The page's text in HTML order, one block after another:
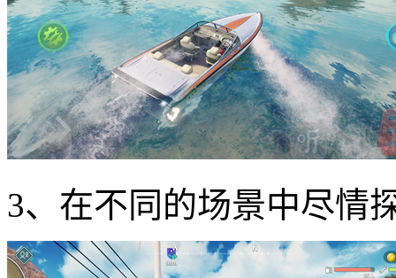
3、在不同的场景中尽情